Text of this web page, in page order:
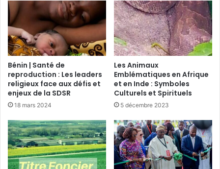
Bénin | Santé de
reproduction : Les leaders
religieux face aux défis et
enjeux de la SDSR
18 mars 2024
Les Animaux
Emblématiques en Afrique
et en Inde : Symboles
Culturels et Spirituels
5 décembre 2023